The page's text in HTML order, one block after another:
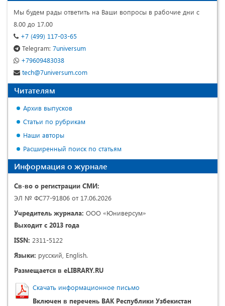
Мы будем рады ответить на Ваши вопросы в рабочие дни с
8.00 до 17.00
+7 (499) 117-03-65
Telegram: 7universum
+79609483038
tech@7universum.com
Читателям
Архив выпусков
Статьи по рубрикам
Наши авторы
Расширенный поиск по статьям
Информация о журнале
Св-во о регистрации СМИ:
ЭЛ № ФС77-91806 от 17.06.2026
Учредитель журнала: ООО «Юниверсум»
Выходит с 2013 года
ISSN: 2311-5122
Языки: русский, English.
Размещается в eLIBRARY.RU
Скачать информационное письмо
Включен в перечень ВАК Республики Узбекистан